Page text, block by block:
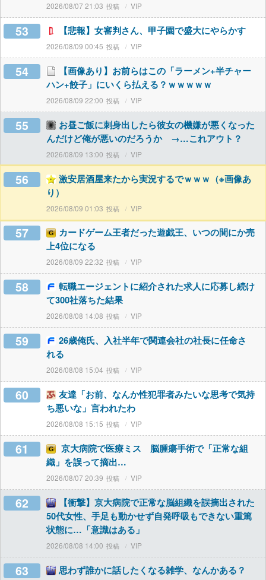
2026/08/07 21:03 VIP
53 【悲報】女審判さん、甲子園で盛大にやらかす
2026/08/09 00:45 VIP
54
【画像あり】お前らはこの「ラーメン+半チャー
ハン+餃子」にいくら払える？ｗｗｗｗｗ
2026/08/09 22:00 VIP
55
お昼ご飯に刺身出したら彼女の機嫌が悪くなった
んだけど俺が悪いのだろうか →…これアウト？
2026/08/09 13:00 VIP
56
激安居酒屋来たから実況するでｗｗｗ（※画像あ
り）
2026/08/09 01:03 VIP
57
カードゲーム王者だった遊戯王、いつの間にか売
上4位になる
2026/08/09 22:32 VIP
58
転職エージェントに紹介された求人に応募し続け
て300社落ちた結果
2026/08/08 14:08 VIP
59
26歳俺氏、入社半年で関連会社の社長に任命さ
れる
2026/08/08 15:04 VIP
60
友達「お前、なんか性犯罪者みたいな思考で気持
ち悪いな」言われたわ
2026/08/08 15:15 VIP
61
京大病院で医療ミス 脳腫瘍手術で「正常な組
織」を誤って摘出…
2026/08/07 20:39 VIP
62
【衝撃】京大病院で正常な脳組織を誤摘出された
50代女性、手足も動かせず自発呼吸もできない重篤
状態に…「意識はある」
2026/08/08 14:00 VIP
63 思わず誰かに話したくなる雑学、なんかある？